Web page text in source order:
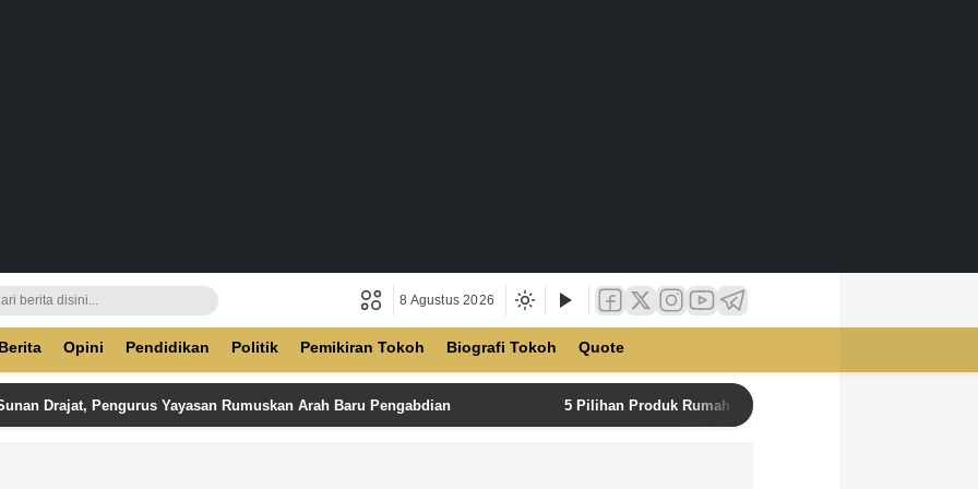
8 Agustus 2026
Berita Opini Pendidikan Politik Pemikiran Tokoh Biografi Tokoh Quote
Drajat, Pengurus Yayasan Rumuskan Arah Baru Pengabdian 5 Pilihan Produk Rumah Tangga Terbaik di Unilever Store